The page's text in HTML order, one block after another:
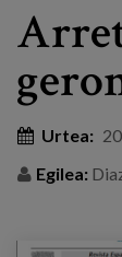
Urtea:
Egilea: